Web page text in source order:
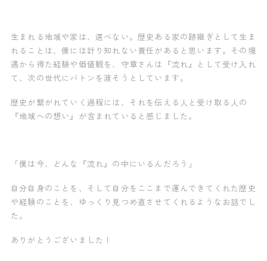
生まれる地域や家は、選べない。歴史ある家の跡継ぎとして生ま
れることは、僕には計り知れない責任があると思います。 その境
遇から得た経験や価値観を、守章さんは『流れ』として受け入れ
て、次の世代にバトンを渡そうとしています。
歴史が繋がれていく過程には、それを伝える人と受け取る人の
『地域への想い』が含まれていると感じました。
「僕は今、どんな『流れ』の中にいるんだろう」
自分自身のことを、そして自分をここまで運んできてくれた歴史
や経験のことを、ゆっくり見つめ直させてくれるようなお話でし
た。
ありがとうございました！